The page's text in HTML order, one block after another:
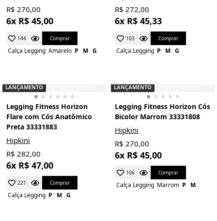
R$ 270,00
6x R$ 45,00
144 Comprar
Calça Legging Amarelo P M G
R$ 272,00
6x R$ 45,33
103 Comprar
Calça Legging P M G
LANÇAMENTO
Legging Fitness Horizon
Flare com Cós Anatômico
Preta 33331883
Hipkini
R$ 282,00
6x R$ 47,00
221 Comprar
Calça Legging P M G
LANÇAMENTO
Legging Fitness Horizon Cós
Bicolor Marrom 33331808
Hipkini
R$ 270,00
6x R$ 45,00
106 Comprar
Calça Legging Marrom P M